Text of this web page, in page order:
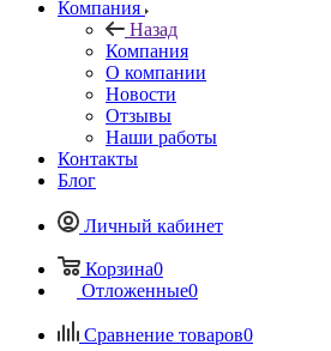
Компания
Назад
Компания
О компании
Новости
Отзывы
Наши работы
Контакты
Блог
Личный кабинет
Корзина0
Отложенные0
Сравнение товаров0